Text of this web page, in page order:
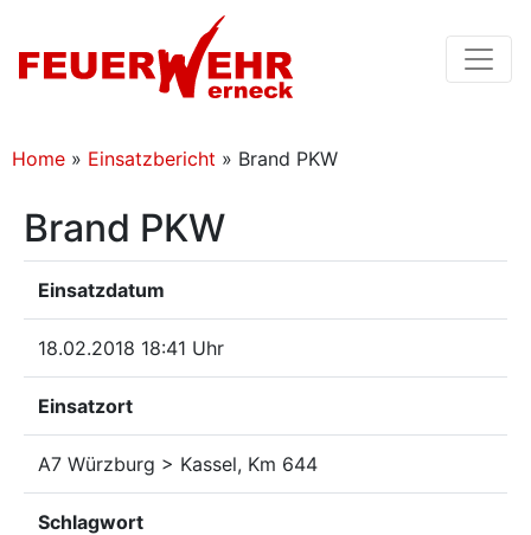
Home » Einsatzbericht » Brand PKW
Brand PKW
Einsatzdatum
18.02.2018 18:41 Uhr
Einsatzort
A7 Würzburg > Kassel, Km 644
Schlagwort